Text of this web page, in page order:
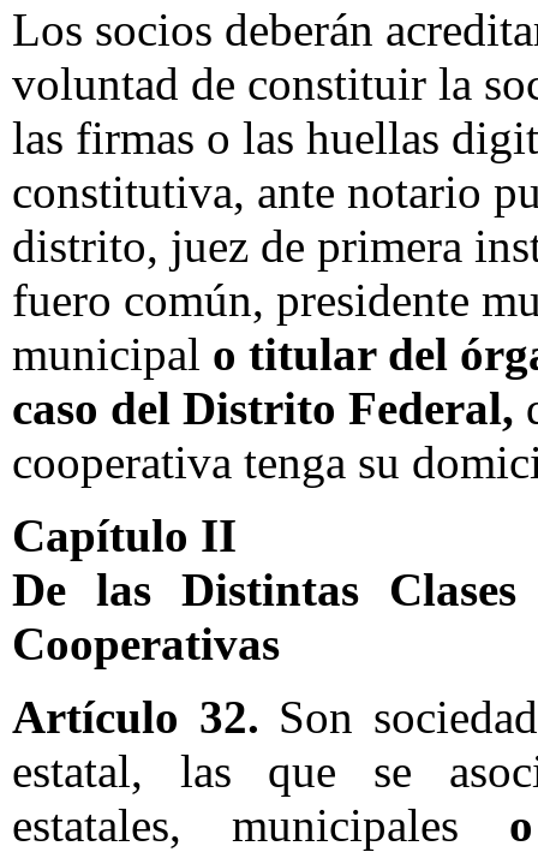
Los socios deberán
voluntad de constituir la
las firmas o las huellas
constitutiva, ante notario
distrito, juez de primera
fuero común, presidente
municipal o titular del
caso del Distrito Federal,
cooperativa tenga su
Capítulo II
De las Distintas Clases
Cooperativas
Artículo 32. Son
estatal, las que se
estatales, municipales